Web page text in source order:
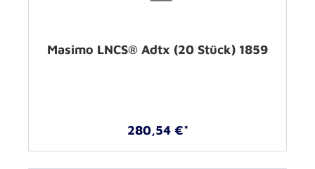
Masimo LNCS® Adtx (20 Stück) 1859
280,54 €*